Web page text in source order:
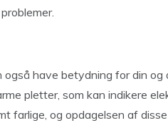
have betydning for din og
pletter, som kan indikere
farlige, og opdagelsen af